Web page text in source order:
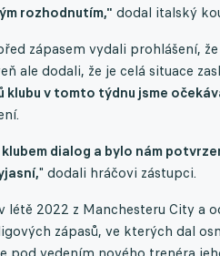
rozhodnutím," dodal italský
zápasem vydali prohlášení,
ale dodali, že je celá situace
v tomto týdnu jsme
dialog a bylo nám
" dodali hráčovi zástupci.
létě 2022 z Manchesteru City a
zápasů, ve kterých dal